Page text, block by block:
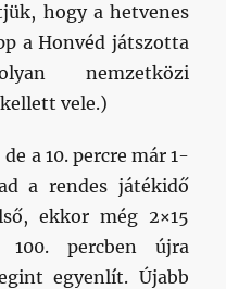
hogy a hetvenes
a Honvéd játszotta
nemzetközi
vele.)
a 10. percre már 1-
a rendes játékidő
ekkor még 2×15
100. percben újra
egyenlít. Újabb